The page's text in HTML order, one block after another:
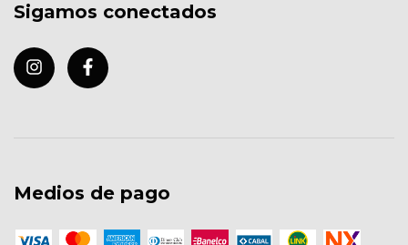
Sigamos conectados
Medios de pago